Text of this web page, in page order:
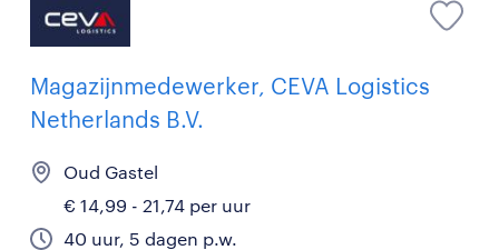
Magazijnmedewerker, CEVA Logistics
Netherlands B.V.
Oud Gastel
€ 14,99 - 21,74 per uur
40 uur, 5 dagen p.w.